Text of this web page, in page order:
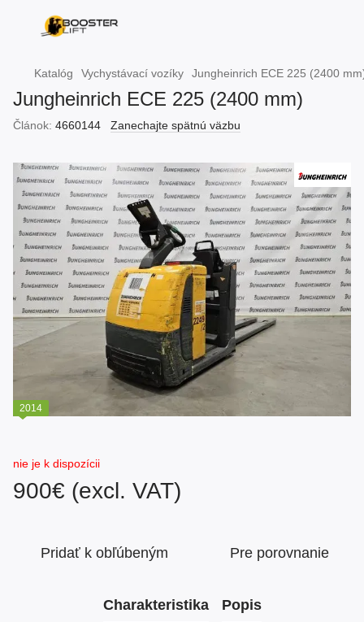
Katalóg Vychystávací vozíky Jungheinrich ECE 225 (2400
Jungheinrich ECE 225 (2400 mm)
Článok: 4660144 Zanechajte spätnú väzbu
2014
nie je k dispozícii
900€ (excl. VAT)
Pridať k obľúbeným Pre porovnanie
Charakteristika Popis